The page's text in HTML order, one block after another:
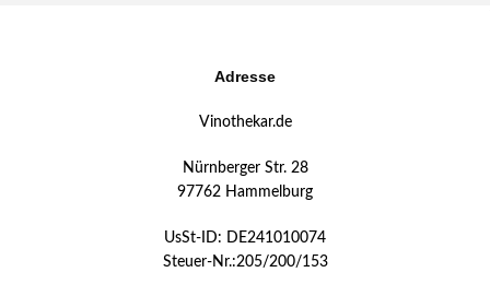
Adresse
Vinothekar.de
Nürnberger Str. 28
97762 Hammelburg
UsSt-ID: DE241010074
Steuer-Nr.:205/200/153